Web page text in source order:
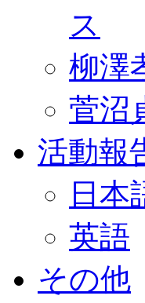
ス
柳澤
菅沼
活動報
日本
英語
その他